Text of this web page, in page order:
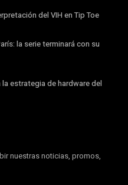
del VIH en Tip Toe
la serie terminará con su
estrategia de hardware del
nuestras noticias, promos,